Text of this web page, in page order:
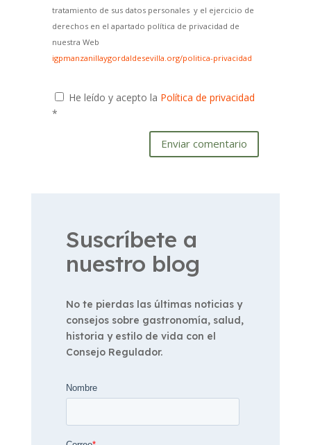
tratamiento de sus datos personales y el ejercicio de
derechos en el apartado política de privacidad de
nuestra Web
igpmanzanillaygordaldesevilla.org/politica-privacidad
He leído y acepto la Política de privacidad
*
Enviar comentario
Suscríbete a
nuestro blog
No te pierdas las últimas noticias y
consejos sobre gastronomía, salud,
historia y estilo de vida con el
Consejo Regulador.